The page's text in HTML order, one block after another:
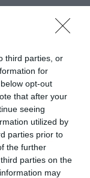
third parties, or
for
opt-out
that after your
seeing
utilized by
parties prior to
the further
parties on the
may
στοGoogle